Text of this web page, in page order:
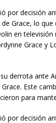
por decisión
Grace, lo
en
Grace y
derrota ante
Este
para
por decisión